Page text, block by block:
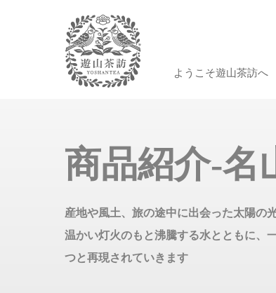
ようこそ遊山茶訪へ
商品紹介-名
産地や風土、旅の途中に出会った太陽の
温かい灯火のもと沸騰する水とともに、
つと再現されていきます